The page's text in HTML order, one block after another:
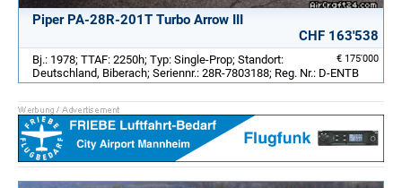
Piper PA-28R-201T Turbo Arrow III
CHF 163'538
€ 175'000
Bj.: 1978; TTAF: 2250h; Typ: Single-Prop; Standort:
Deutschland, Biberach; Seriennr.: 28R-7803188; Reg. Nr.: D-ENTB